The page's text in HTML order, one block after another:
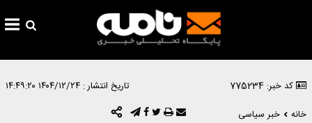
کد خبر: 775234 تاریخ انتشار : ۱۴۰۴/۱۲/۲۴ ۱۴:۴۹:۲۰
خانه
خبر سیاسی